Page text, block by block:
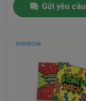
Nhà
Sản phẩm
Về chúng tôi
Gửi yêu cầu